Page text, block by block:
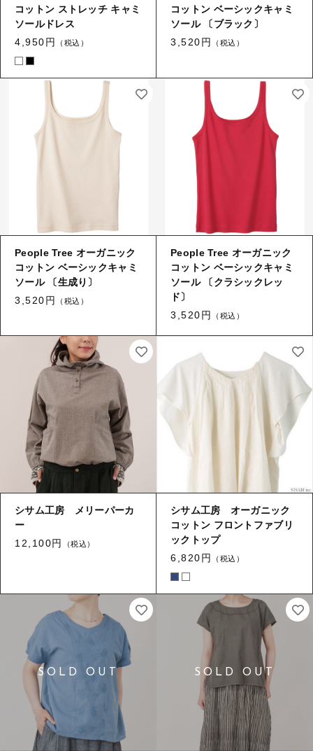
コットン ストレッチ キャミ
ソールドレス
4,950円
（税込）
コットン ベーシックキャミ
ソール 〔ブラック〕
3,520円
（税込）
People Tree オーガニック
コットン ベーシックキャミ
ソール 〔生成り〕
3,520円
（税込）
People Tree オーガニック
コットン ベーシックキャミ
ソール 〔クラシックレッ
ド〕
3,520円
（税込）
シサム工房 メリーパーカ
ー
12,100円
（税込）
シサム工房 オーガニック
コットン フロントファブリ
ックトップ
6,820円
（税込）